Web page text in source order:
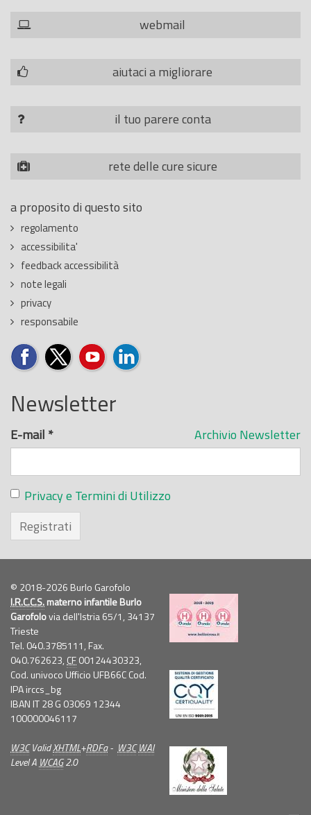
webmail
aiutaci a migliorare
il tuo parere conta
rete delle cure sicure
a proposito di questo sito
regolamento
accessibilita'
feedback accessibilità
note legali
privacy
responsabile
Newsletter
Archivio Newsletter
E-mail *
Privacy e Termini di Utilizzo
Registrati
© 2018-2026 Burlo Garofolo
I.R.C.C.S.materno infantile Burlo
Garofolovia dell'Istria 65/1, 34137
Trieste
Tel. 040.3785111, Fax.
040.762623, CF00124430323,
Cod. univoco Ufficio UFB66C Cod.
IPA irccs_bg
IBAN IT 28 G 03069 12344
100000046117
W3CValidXHTML+RDFa- W3C WAI
Level A WCAG2.0